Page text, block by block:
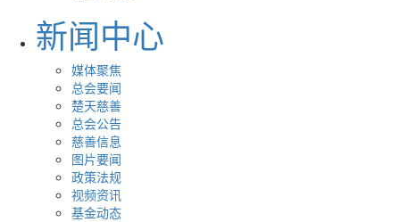
新闻中心
媒体聚焦
总会要闻
楚天慈善
总会公告
慈善信息
图片要闻
政策法规
视频资讯
基金动态